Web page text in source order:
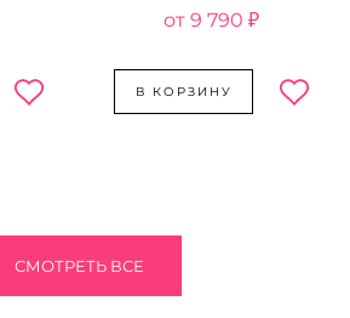
9 790 ₽
В КОРЗИНУ
СМОТРЕТЬ ВСЕ